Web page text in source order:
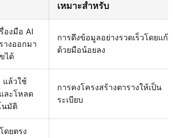
เหมาะสำหรับ
องมือ AI
างออกมา
ได้
การดึงข้อมูลอย่างรวดเร็วโดยแก้ไข
ด้วยมือน้อยลง
แล้วใช้
ละโหลด
นมัติ
การคงโครงสร้างตารางให้เป็น
ระเบียบ
ดยตรง